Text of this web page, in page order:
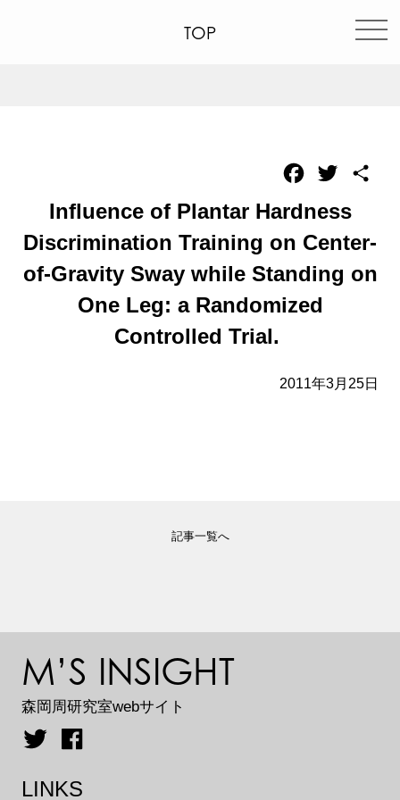
TOP
Facebook
Twitter
Influence of Plantar Hardness
Discrimination Training on Center-
of-Gravity Sway while Standing on
One Leg: a Randomized
Controlled Trial.
2011年3月25日
記事一覧へ
M’S INSIGHT
森岡周研究室webサイト
LINKS